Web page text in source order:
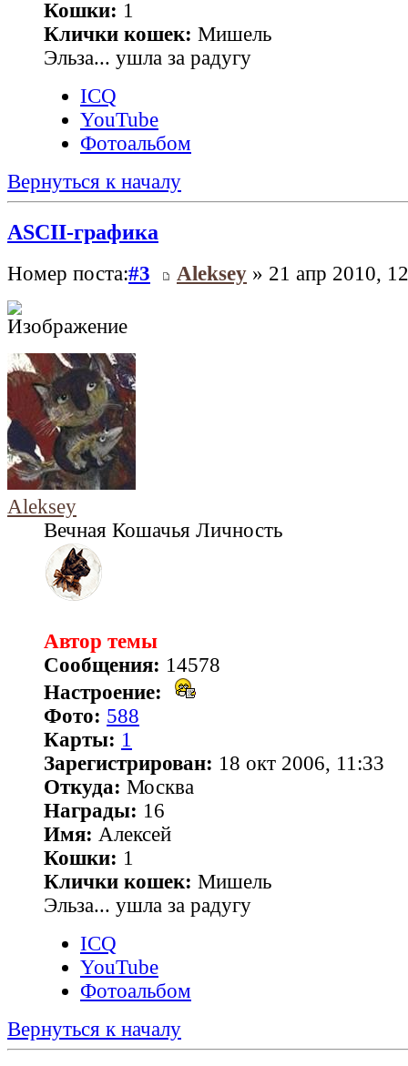
Кошки: 1
Клички кошек: Мишель
Эльза... ушла за радугу
ICQ
YouTube
Фотоальбом
Вернуться к началу
ASCII-графика
Номер поста:#3 Aleksey » 21 апр 2010,
Aleksey
Вечная Кошачья Личность
Автор темы
Сообщения: 14578
Настроение:
Фото: 588
Карты: 1
Зарегистрирован: 18 окт 2006, 11:33
Откуда: Москва
Награды: 16
Имя: Алексей
Кошки: 1
Клички кошек: Мишель
Эльза... ушла за радугу
ICQ
YouTube
Фотоальбом
Вернуться к началу